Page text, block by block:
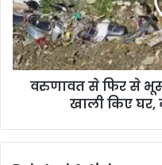
वरुणावत से फिर से
खाली किए